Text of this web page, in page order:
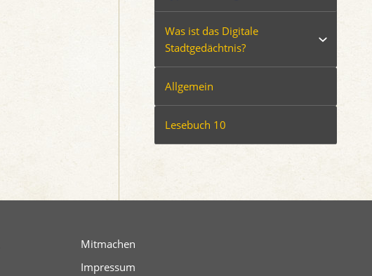
Was ist das Digitale
Stadtgedächtnis?
Allgemein
Lesebuch 10
Mitmachen
Impressum